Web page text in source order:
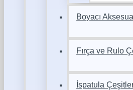
Boyacı
Fırça ve Rulo
İspatula